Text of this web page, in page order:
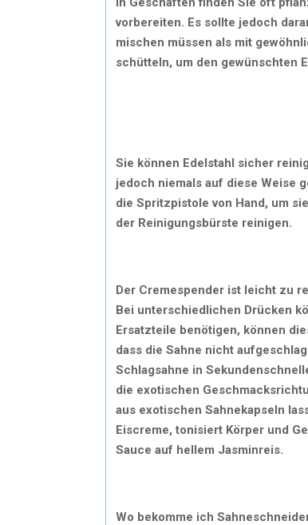
vorbereiten. Es sollte jedoch
mischen müssen als mit
schütteln, um den gewünschten
Sie können Edelstahl sicher
jedoch niemals auf diese Weise
die Spritzpistole von Hand, um
der Reinigungsbürste reinigen.
Der Cremespender ist leicht zu
Bei unterschiedlichen Drücken
Ersatzteile benötigen, können
dass die Sahne nicht
Schlagsahne in
die exotischen
aus exotischen Sahnekapseln
Eiscreme, tonisiert Körper und
Sauce auf hellem Jasminreis.
Wo bekomme ich